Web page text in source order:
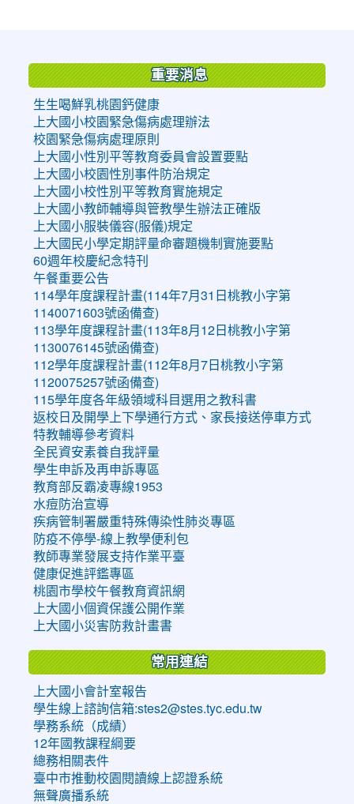
重要消息
生生喝鮮乳桃園鈣健康
上大國小校園緊急傷病處理辦法
校園緊急傷病處理原則
上大國小性別平等教育委員會設置要點
上大國小校園性別事件防治規定
上大國小校性別平等教育實施規定
上大國小教師輔導與管教學生辦法正確版
上大國小服裝儀容(服儀)規定
上大國民小學定期評量命審題機制實施要點
60週年校慶紀念特刊
午餐重要公告
114學年度課程計畫(114年7月31日桃教小字第
1140071603號函備查)
113學年度課程計畫(113年8月12日桃教小字第
1130076145號函備查)
112學年度課程計畫(112年8月7日桃教小字第
1120075257號函備查)
115學年度各年級領域科目選用之教科書
返校日及開學上下學通行方式、家長接送停車方式
特教輔導參考資料
全民資安素養自我評量
學生申訴及再申訴專區
教育部反霸凌專線1953
水痘防治宣導
疾病管制署嚴重特殊傳染性肺炎專區
防疫不停學-線上教學便利包
教師專業發展支持作業平臺
健康促進評鑑專區
桃園市學校午餐教育資訊網
上大國小個資保護公開作業
上大國小災害防救計畫書
常用連結
上大國小會計室報告
學生線上諮詢信箱:stes2@stes.tyc.edu.tw
學務系統（成績）
12年國教課程綱要
總務相關表件
臺中市推動校園閱讀線上認證系統
無聲廣播系統